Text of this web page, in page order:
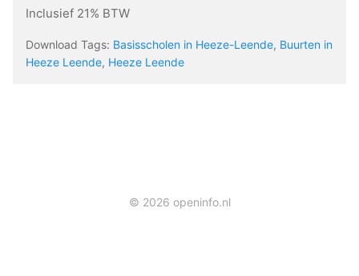
Inclusief 21% BTW
Download Tags: Basisscholen in Heeze-Leende, Buurten in
Heeze Leende, Heeze Leende
© 2026 openinfo.nl